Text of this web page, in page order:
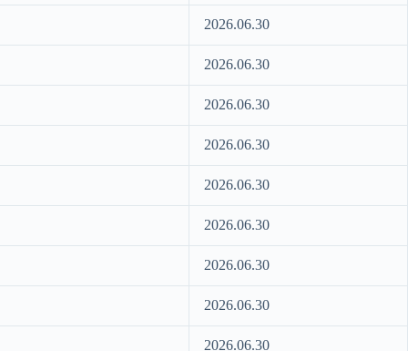
2026.06.30
2026.06.30
2026.06.30
2026.06.30
2026.06.30
2026.06.30
2026.06.30
2026.06.30
2026.06.30